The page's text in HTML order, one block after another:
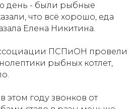
день - были рыбные
что всё хорошо, еда
Елена Никитина.
ПСПиОН провели
рыбных котлет,
этом году звонков от